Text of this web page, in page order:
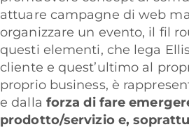
attuare campagne di web
organizzare un evento, il fil
questi elementi, che lega
cliente e quest’ultimo al
proprio business, è
e dalla forza di fare
prodotto/servizio e,